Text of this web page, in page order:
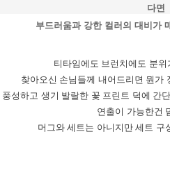
다면
부드러움과 강한 컬러의 대비가
티타임에도 브런치에도 분
찾아오신 손님들께 내어드리면 뭔가
풍성하고 생기 발랄한 꽃 프린트 덕에 간
연출이 가능한건
머그와 세트는 아니지만 세트 구